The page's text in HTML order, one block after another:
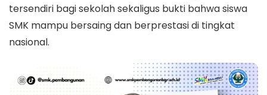
tersendiri bagi sekolah sekaligus bukti bahwa siswa
SMK mampu bersaing dan berprestasi di tingkat
nasional.